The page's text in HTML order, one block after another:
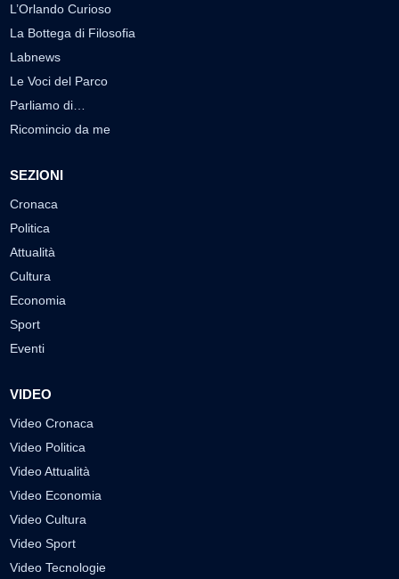
L’Orlando Curioso
La Bottega di Filosofia
Labnews
Le Voci del Parco
Parliamo di…
Ricomincio da me
SEZIONI
Cronaca
Politica
Attualità
Cultura
Economia
Sport
Eventi
VIDEO
Video Cronaca
Video Politica
Video Attualità
Video Economia
Video Cultura
Video Sport
Video Tecnologie